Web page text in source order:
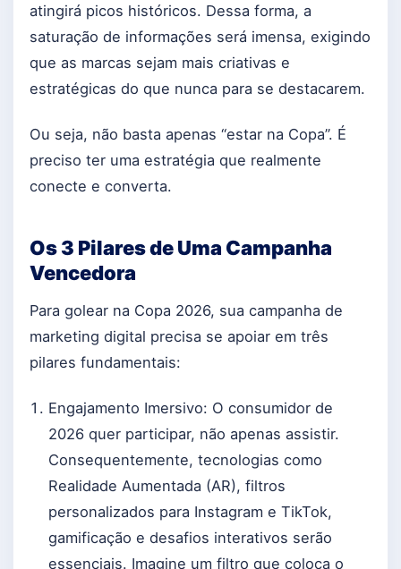
atingirá picos históricos. Dessa forma, a
saturação de informações será imensa, exigindo
que as marcas sejam mais criativas e
estratégicas do que nunca para se destacarem.
Ou seja, não basta apenas “estar na Copa”. É
preciso ter uma estratégia que realmente
conecte e converta.
Os 3 Pilares de Uma Campanha
Vencedora
Para golear na Copa 2026, sua campanha de
marketing digital precisa se apoiar em três
pilares fundamentais:
Engajamento Imersivo: O consumidor de
2026 quer participar, não apenas assistir.
Consequentemente, tecnologias como
Realidade Aumentada (AR), filtros
personalizados para Instagram e TikTok,
gamificação e desafios interativos serão
essenciais. Imagine um filtro que coloca o